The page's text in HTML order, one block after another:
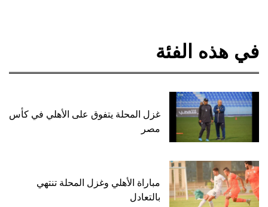
في هذه الفئة
غزل المحلة يتفوق على الأهلي في كأس
مصر
مباراة الأهلي وغزل المحلة تنتهي
بالتعادل